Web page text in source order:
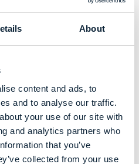
About
content and ads, to
and to analyse our traffic.
your use of our site with
and analytics partners who
that you’ve
collected from your use
la
des